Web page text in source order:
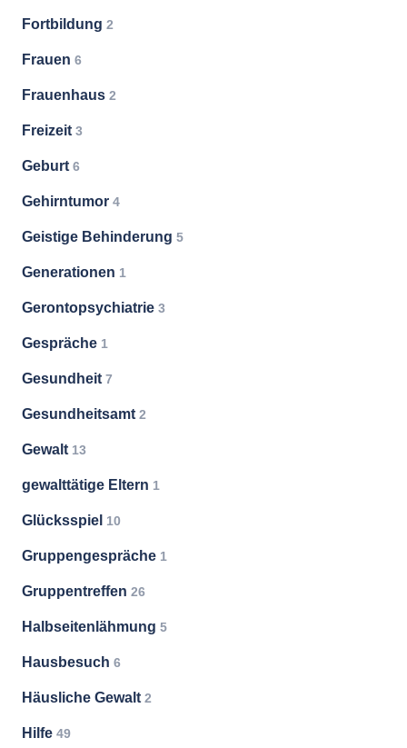
Fortbildung 2
Frauen 6
Frauenhaus 2
Freizeit 3
Geburt 6
Gehirntumor 4
Geistige Behinderung 5
Generationen 1
Gerontopsychiatrie 3
Gespräche 1
Gesundheit 7
Gesundheitsamt 2
Gewalt 13
gewalttätige Eltern 1
Glücksspiel 10
Gruppengespräche 1
Gruppentreffen 26
Halbseitenlähmung 5
Hausbesuch 6
Häusliche Gewalt 2
Hilfe 49